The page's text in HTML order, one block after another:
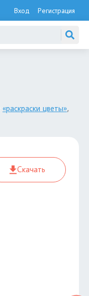
Вход Регистрация
«раскраски цветы»,
Скачать